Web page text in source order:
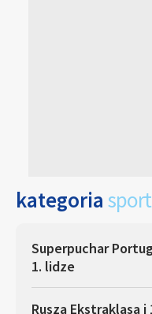
kategoria
Superpuchar
1. lidze
Rusza Ekstraklasa